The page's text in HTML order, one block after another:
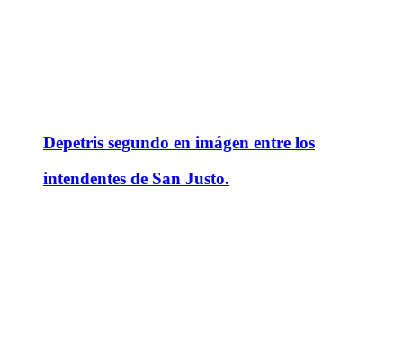
Depetris segundo en imágen entre los
intendentes de San Justo.